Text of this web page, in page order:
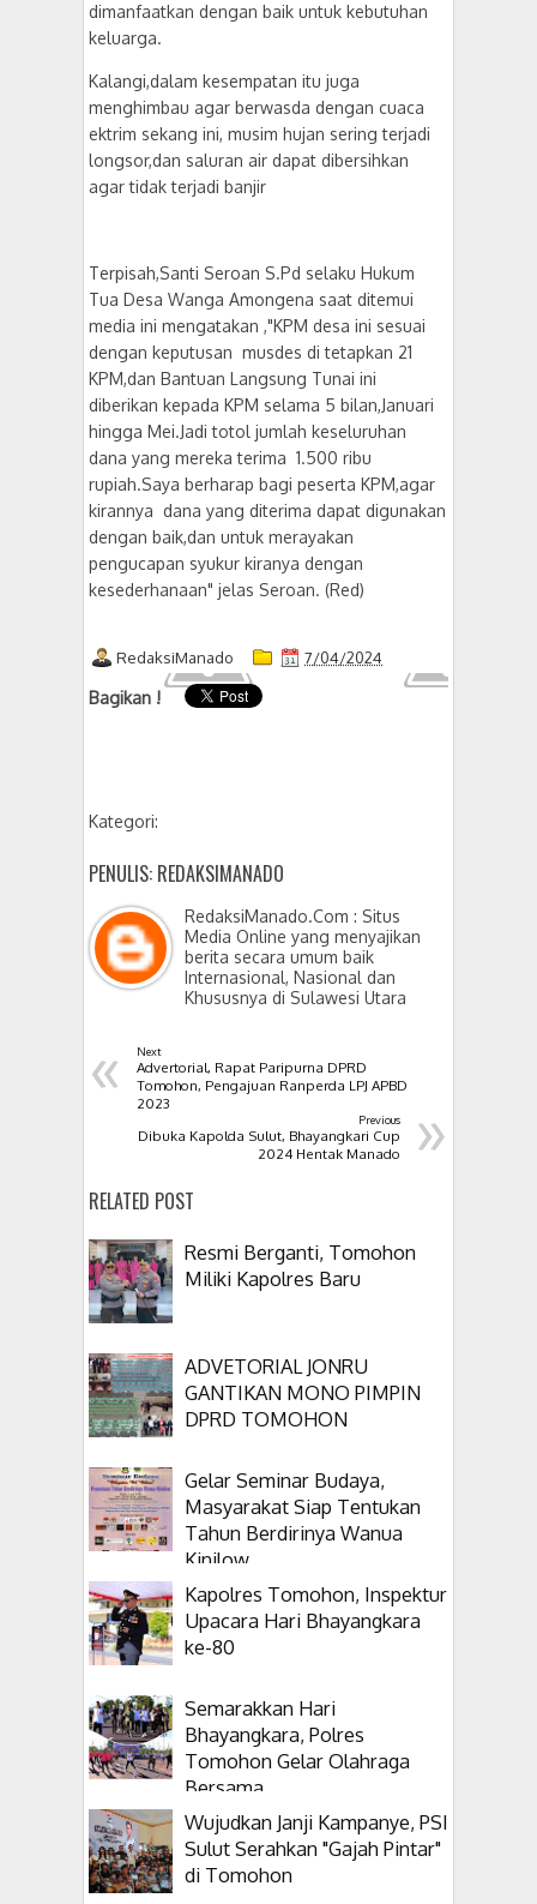
dimanfaatkan dengan baik untuk kebutuhan
keluarga.
Kalangi,dalam kesempatan itu juga
menghimbau agar berwasda dengan cuaca
ektrim sekang ini, musim hujan sering terjadi
longsor,dan saluran air dapat dibersihkan
agar tidak terjadi banjir
Terpisah,Santi Seroan S.Pd selaku Hukum
Tua Desa Wanga Amongena saat ditemui
media ini mengatakan ,"KPM desa ini sesuai
dengan keputusan musdes di tetapkan 21
KPM,dan Bantuan Langsung Tunai ini
diberikan kepada KPM selama 5 bilan,Januari
hingga Mei.Jadi totol jumlah keseluruhan
dana yang mereka terima 1.500 ribu
rupiah.Saya berharap bagi peserta KPM,agar
kirannya dana yang diterima dapat digunakan
dengan baik,dan untuk merayakan
pengucapan syukur kiranya dengan
kesederhanaan" jelas Seroan. (Red)
RedaksiManado 7/04/2024
Bagikan !
Kategori:
PENULIS: REDAKSIMANADO
RedaksiManado.Com : Situs
Media Online yang menyajikan
berita secara umum baik
Internasional, Nasional dan
Khususnya di Sulawesi Utara
« Next
Advertorial, Rapat Paripurna DPRD
Tomohon, Pengajuan Ranperda LPJ APBD
2023
»
Previous
Dibuka Kapolda Sulut, Bhayangkari Cup
2024 Hentak Manado
RELATED POST
Resmi Berganti, Tomohon
Miliki Kapolres Baru
ADVETORIAL JONRU
GANTIKAN MONO PIMPIN
DPRD TOMOHON
Gelar Seminar Budaya,
Masyarakat Siap Tentukan
Tahun Berdirinya Wanua
Kinilow
Kapolres Tomohon, Inspektur
Upacara Hari Bhayangkara
ke-80
Semarakkan Hari
Bhayangkara, Polres
Tomohon Gelar Olahraga
Bersama
Wujudkan Janji Kampanye, PSI
Sulut Serahkan "Gajah Pintar"
di Tomohon